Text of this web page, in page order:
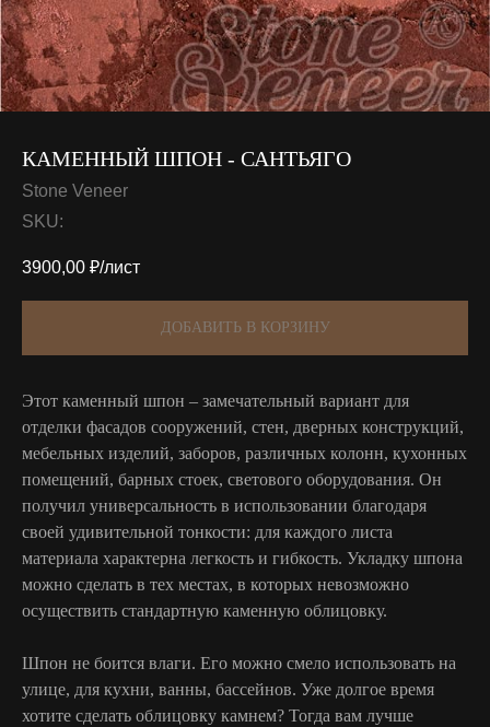
КАМЕННЫЙ ШПОН - САНТЬЯГО
Stone Veneer
SKU:
3900,00 ₽/лист
ДОБАВИТЬ В КОРЗИНУ
Этот каменный шпон – замечательный вариант для
отделки фасадов сооружений, стен, дверных конструкций,
мебельных изделий, заборов, различных колонн, кухонных
помещений, барных стоек, светового оборудования. Он
получил универсальность в использовании благодаря
своей удивительной тонкости: для каждого листа
материала характерна легкость и гибкость. Укладку шпона
можно сделать в тех местах, в которых невозможно
осуществить стандартную каменную облицовку.
Шпон не боится влаги. Его можно смело использовать на
улице, для кухни, ванны, бассейнов. Уже долгое время
хотите сделать облицовку камнем? Тогда вам лучше